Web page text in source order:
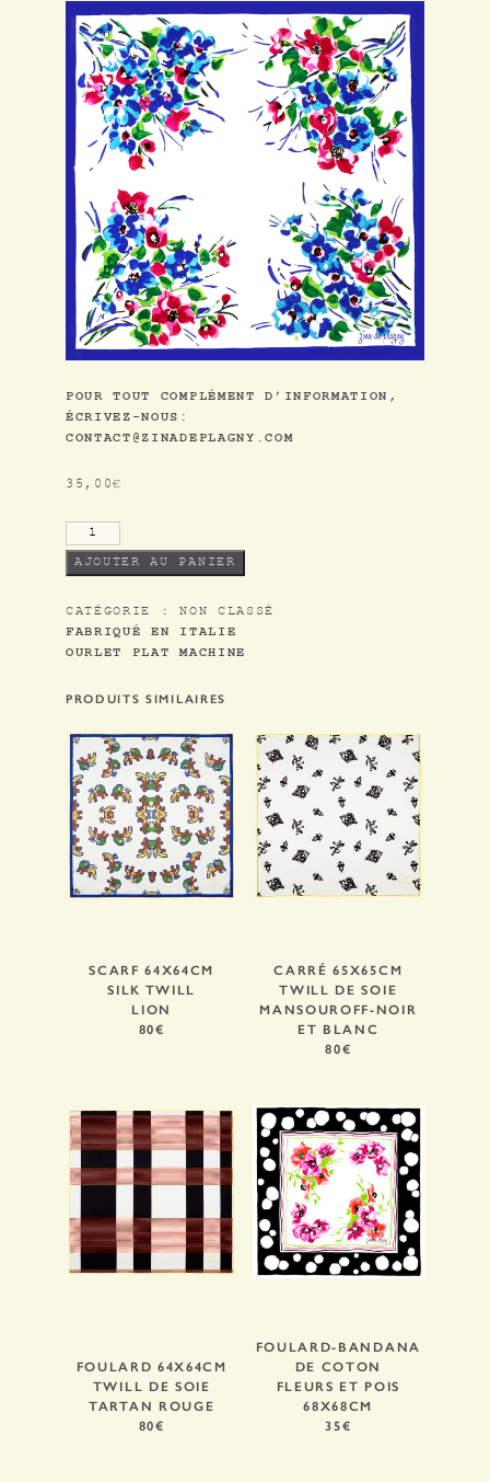
POUR TOUT COMPLÉMENT D’INFORMATION,
ÉCRIVEZ-NOUS:
CONTACT@ZINADEPLAGNY.COM
35,00€
AJOUTER AU PANIER
CATÉGORIE :NON CLASSÉ
FABRIQUÉ EN ITALIE
OURLET PLAT MACHINE
PRODUITS SIMILAIRES
SCARF 64X64CM
SILK TWILL
LION
80€
CARRÉ 65X65CM
TWILL DE SOIE
MANSOUROFF-NOIR
ET BLANC
80€
FOULARD 64X64CM
TWILL DE SOIE
TARTAN ROUGE
80€
FOULARD-BANDANA
DE COTON
FLEURS ET POIS
68X68CM
35€
L’ATELIER
COLLABORATIONS
INSTAGRAM
CONTACT
MENTIONS LÉGALES
FR/EN